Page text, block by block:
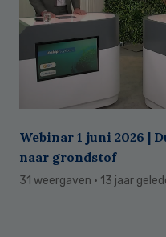
Webinar 1 juni 2026 |
naar grondstof
31 weergaven · 13 jaar